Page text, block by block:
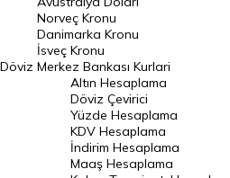
Danimarka Kronu Kuru
Kanada Doları Kuru
Norveç Kronu Kuru
İsveç Kronu Kuru
Japon Yeni Kuru
Serbest Piyasa Döviz Kurları
Döviz
Norveç Kronu
Danimarka Kronu
İsveç Kronu
Merkez Bankası Kurlari
Altın Hesaplama
Döviz Çevirici
Yüzde Hesaplama
KDV Hesaplama
İndirim Hesaplama
Maaş Hesaplama